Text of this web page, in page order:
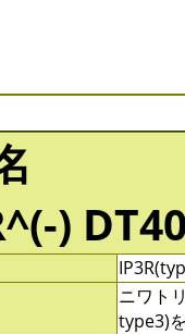
)
ニワト
type3)